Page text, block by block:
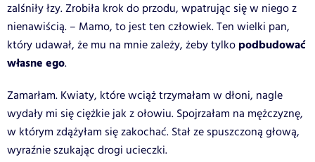
zalśniły łzy. Zrobiła krok do przodu, wpatrując się w niego z
nienawiścią. – Mamo, to jest ten człowiek. Ten wielki pan,
który udawał, że mu na mnie zależy, żeby tylko podbudować
własne ego.
Zamarłam. Kwiaty, które wciąż trzymałam w dłoni, nagle
wydały mi się ciężkie jak z ołowiu. Spojrzałam na mężczyznę,
w którym zdążyłam się zakochać. Stał ze spuszczoną głową,
wyraźnie szukając drogi ucieczki.